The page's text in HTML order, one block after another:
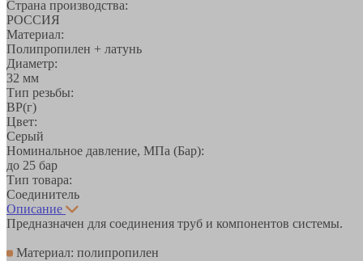
Страна производства:
РОССИЯ
Материал:
Полипропилен + латунь
Диаметр:
32 мм
Тип резьбы:
ВР(г)
Цвет:
Серый
Номинальное давление, МПа (Бар):
до 25 бар
Тип товара:
Соединитель
Описание
Предназначен для соединения труб и компонентов системы.
Материал: полипропилен